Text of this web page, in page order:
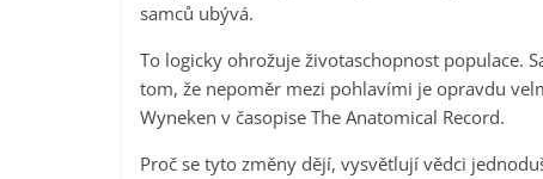
samců ubývá.
To logicky ohrožuje životaschopnost populace.
tom, že nepoměr mezi pohlavími je opravdu
Wyneken v časopise The Anatomical Record.
Proč se tyto změny dějí, vysvětlují vědci